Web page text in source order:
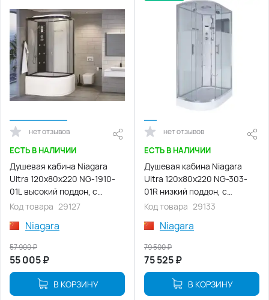
нет отзывов
ЕСТЬ В НАЛИЧИИ
Душевая кабина Niagara
Ultra 120х80х220 NG-1910-
01L высокий поддон, с
гидромассажем
Код товара 29127
Niagara
55 005₽
57 900₽
В КОРЗИНУ
нет отзывов
ЕСТЬ В НАЛИЧИИ
Душевая кабина Niagara
Ultra 120х80х220 NG-303-
01R низкий поддон, с
гидромассажем
Код товара 29133
Niagara
75 525₽
79 500₽
В КОРЗИНУ